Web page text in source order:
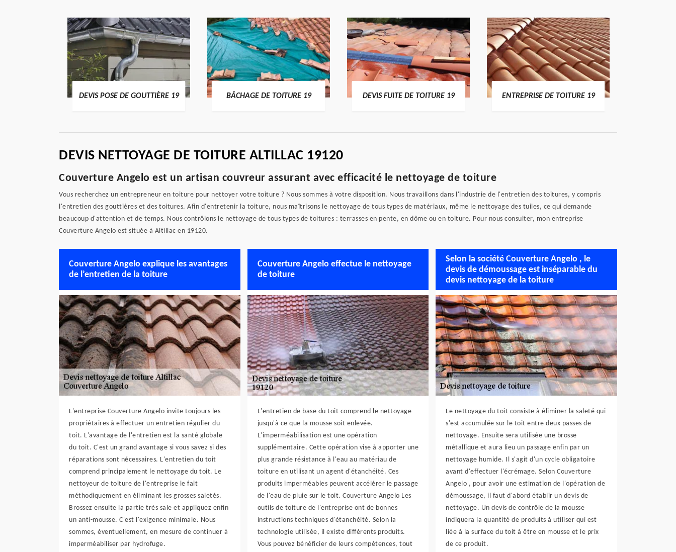
DEVIS POSE DE GOUTTIÈRE 19 BÂCHAGE DE TOITURE 19 DEVIS FUITE DE TOITURE 19 ENTREPRISE DE TOITURE 19
DEVIS NETTOYAGE DE TOITURE ALTILLAC 19120
Couverture Angelo est un artisan couvreur assurant avec efficacité le nettoyage de toiture
Vous recherchez un entrepreneur en toiture pour nettoyer votre toiture ? Nous sommes à votre disposition. Nous travaillons dans l'industrie de l'entretien des toitures, y compris
l'entretien des gouttières et des toitures. Afin d'entretenir la toiture, nous maîtrisons le nettoyage de tous types de matériaux, même le nettoyage des tuiles, ce qui demande
beaucoup d'attention et de temps. Nous contrôlons le nettoyage de tous types de toitures : terrasses en pente, en dôme ou en toiture. Pour nous consulter, mon entreprise
Couverture Angelo est située à Altillac en 19120.
Couverture Angelo explique les avantages
de l’entretien de la toiture
L'entreprise Couverture Angelo invite toujours les
propriétaires à effectuer un entretien régulier du
toit. L'avantage de l'entretien est la santé globale
du toit. C'est un grand avantage si vous savez si des
réparations sont nécessaires. L'entretien du toit
comprend principalement le nettoyage du toit. Le
nettoyeur de toiture de l'entreprise le fait
méthodiquement en éliminant les grosses saletés.
Brossez ensuite la partie très sale et appliquez enfin
un anti-mousse. C'est l'exigence minimale. Nous
sommes, éventuellement, en mesure de continuer à
imperméabiliser par hydrofuge.
Couverture Angelo effectue le nettoyage
de toiture
L'entretien de base du toit comprend le nettoyage
jusqu'à ce que la mousse soit enlevée.
L'imperméabilisation est une opération
supplémentaire. Cette opération vise à apporter une
plus grande résistance à l'eau au matériau de
toiture en utilisant un agent d'étanchéité. Ces
produits imperméables peuvent accélérer le passage
de l'eau de pluie sur le toit. Couverture Angelo Les
outils de toiture de l'entreprise ont de bonnes
instructions techniques d'étanchéité. Selon la
technologie utilisée, il existe différents produits.
Vous pouvez bénéficier de leurs compétences, tout
Selon la société Couverture Angelo , le
devis de démoussage est inséparable du
devis nettoyage de la toiture
Le nettoyage du toit consiste à éliminer la saleté qui
s'est accumulée sur le toit entre deux passes de
nettoyage. Ensuite sera utilisée une brosse
métallique et aura lieu un passage enfin par un
nettoyage humide. Il s'agit d'un cycle obligatoire
avant d'effectuer l'écrémage. Selon Couverture
Angelo , pour avoir une estimation de l'opération de
démoussage, il faut d'abord établir un devis de
nettoyage. Un devis de contrôle de la mousse
indiquera la quantité de produits à utiliser qui est
liée à la surface du toit à être en mousse et le prix
de ce produit.